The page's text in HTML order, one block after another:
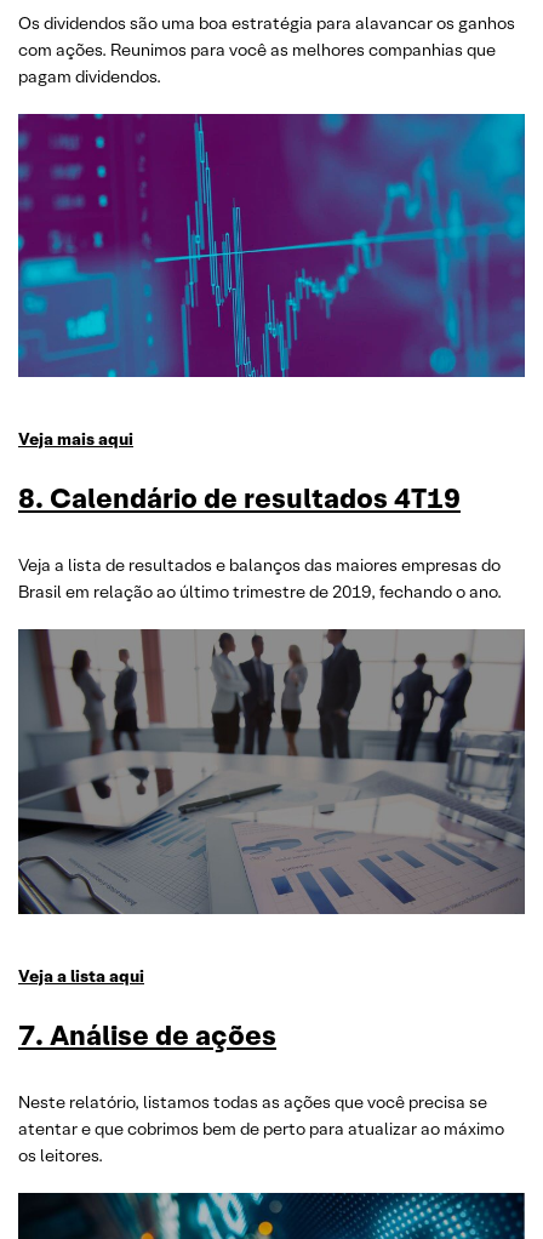
Os dividendos são uma boa estratégia para alavancar os ganhos
com ações. Reunimos para você as melhores companhias que
pagam dividendos.
Veja mais aqui
8. Calendário de resultados 4T19
Veja a lista de resultados e balanços das maiores empresas do
Brasil em relação ao último trimestre de 2019, fechando o ano.
Veja a lista aqui
7. Análise de ações
Neste relatório, listamos todas as ações que você precisa se
atentar e que cobrimos bem de perto para atualizar ao máximo
os leitores.